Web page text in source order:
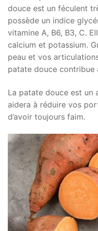
douce est un féculent
possède un indice
vitamine A, B6, B3, C.
calcium et potassium.
peau et vos
patate douce contribue
La patate douce est un
aidera à réduire vos
d’avoir toujours faim.